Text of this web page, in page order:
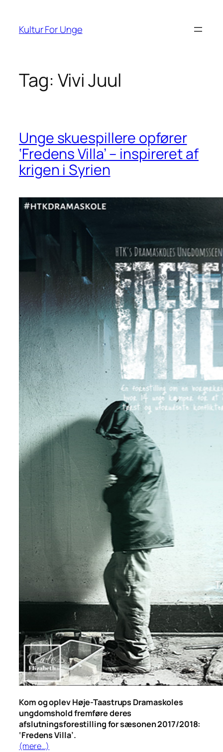
indhold
Kultur For Unge
Tag: Vivi Juul
Unge skuespillere opfører
‘Fredens Villa’ – inspireret af
krigen i Syrien
Kom og oplev Høje-Taastrups Dramaskoles
ungdomshold fremføre deres
afslutningsforestilling for sæsonen 2017/2018:
‘Fredens Villa’.
(mere…)